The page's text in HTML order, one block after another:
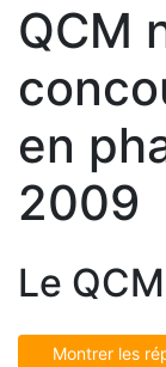
QCM
en
2009
Le QCM
Montrer les